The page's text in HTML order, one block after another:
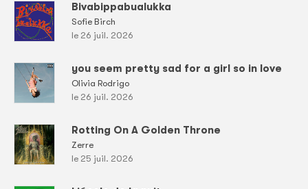
Bivabippabualukka
Sofie Birch
le 26 juil. 2026
you seem pretty sad for a girl so in love
Olivia Rodrigo
le 26 juil. 2026
Rotting On A Golden Throne
Zerre
le 25 juil. 2026